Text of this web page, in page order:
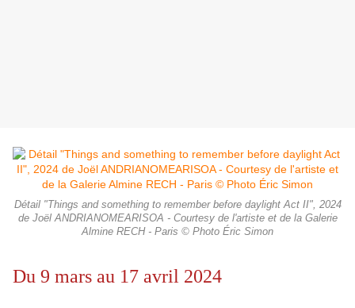
Détail "Things and something to remember before daylight Act II", 2024
de Joël ANDRIANOMEARISOA - Courtesy de l'artiste et de la Galerie
Almine RECH - Paris © Photo Éric Simon
Du 9 mars au 17 avril 2024